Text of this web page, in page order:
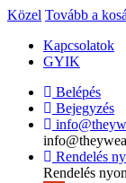
Közel Tovább a
Kapcsolatok
GYIK
Belépés
Bejegyzés
Rendelés
Rendelés